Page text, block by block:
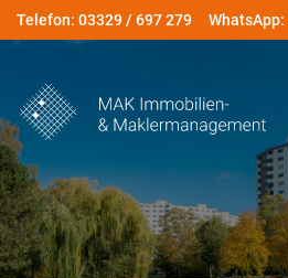
Telefon: 03329 / 697 279